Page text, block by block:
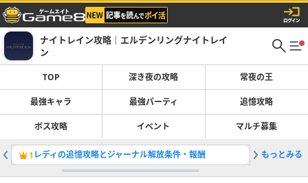
ナイトレイン攻略｜エルデンリングナイトレイ
ン
TOP 深き夜の攻略 常夜の王
最強キャラ 最強パーティ 追憶攻略
ボス攻略 イベント マルチ募集
1 レディの追憶攻略とジャーナル解放条件・報酬 2最強ボ
もっとみる